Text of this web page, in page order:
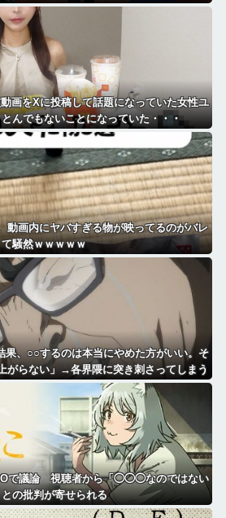
画をXに投稿して話題になっていた女性ユ
んでもないことになっていた・・・
動画内にヤバすぎる物が映ってるのがバレ
て騒然ｗｗｗｗｗ
果、○○するのは本当にやめた方がいい。そ
がらない」→各界隈に突き刺さってしまう
で議論 視聴者から「◯◯◯なのではない
の批判が寄せられる